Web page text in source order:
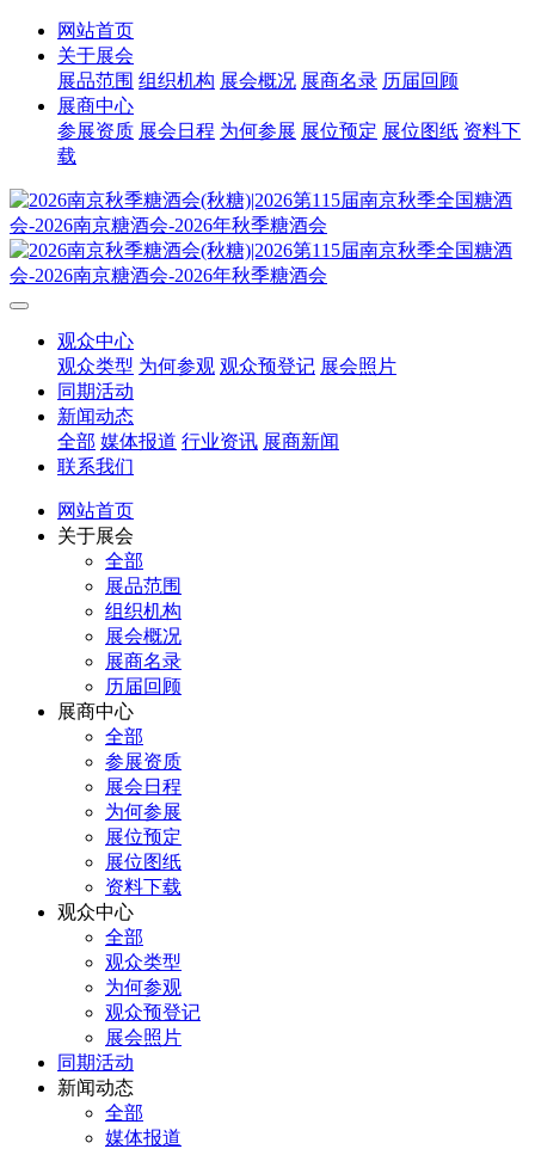
网站首页
关于展会
展品范围 组织机构 展会概况 展商名录 历届回顾
展商中心
参展资质 展会日程 为何参展 展位预定 展位图纸 资料下
载
观众中心
观众类型 为何参观 观众预登记 展会照片
同期活动
新闻动态
全部 媒体报道 行业资讯 展商新闻
联系我们
网站首页
关于展会
全部
展品范围
组织机构
展会概况
展商名录
历届回顾
展商中心
全部
参展资质
展会日程
为何参展
展位预定
展位图纸
资料下载
观众中心
全部
观众类型
为何参观
观众预登记
展会照片
同期活动
新闻动态
全部
媒体报道